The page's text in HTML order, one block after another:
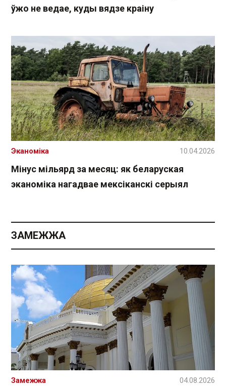
ўжо не ведае, куды вядзе краіну
Мінус мільярд за месяц: як беларуская
эканоміка нагадвае мексіканскі серыял
Эканоміка 10.04.2026
ЗАМЕЖЖА
Замежжа 04.08.2026